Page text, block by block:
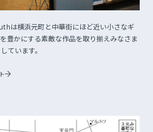
は横浜元町と中華街にほど近い小さなギ
豊かにする素敵な作品を取り揃えみなさま
ています。